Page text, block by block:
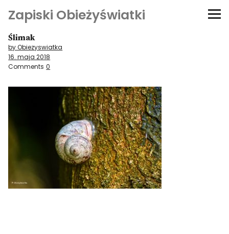
Zapiski Obieżyświatki
Podróże
Kultura i sztuka
O-fiszki
Niezwyczajne ściany
Dom na kółkach
Ślimak
by Obiezyswiatka
16. maja 2018
Comments 0